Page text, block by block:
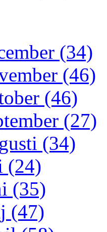
(34)
(46)
(46)
(27)
(34)
(24)
(35)
(47)